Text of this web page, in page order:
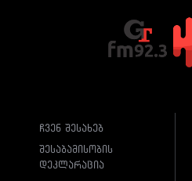
ჩვენ შესახებ
შესაბამისობის
დეკლარაცია